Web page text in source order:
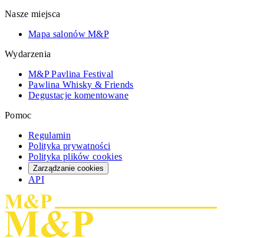
Nasze miejsca
Mapa salonów M&P
Wydarzenia
M&P Pavlina Festival
Pawlina Whisky & Friends
Degustacje komentowane
Pomoc
Regulamin
Polityka prywatności
Polityka plików cookies
Zarządzanie cookies
API